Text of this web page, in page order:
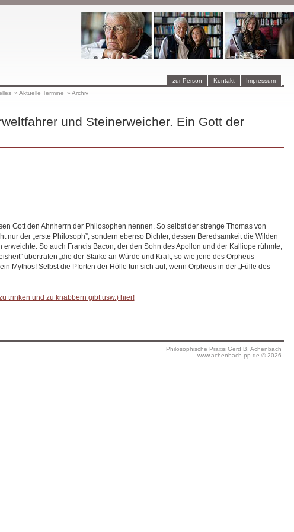
Impressum
Kontakt
zur Person
» Aktuelle Termine » Archiv
und Steinerweicher. Ein Gott der
Gott den Ahnherrn der Philosophen nennen. So selbst der strenge Thomas von
nur der „erste Philosoph”, sondern ebenso Dichter, dessen Beredsamkeit die Wilden
erweichte. So auch Francis Bacon, der den Sohn des Apollon und der Kalliope rühmte,
überträfen „die der Stärke an Würde und Kraft, so wie jene des Orpheus
Mythos! Selbst die Pforten der Hölle tun sich auf, wenn Orpheus in der „Fülle des
trinken und zu knabbern gibt usw.) hier!
Philosophische Praxis Gerd B. Achenbach
www.achenbach-pp.de © 2026